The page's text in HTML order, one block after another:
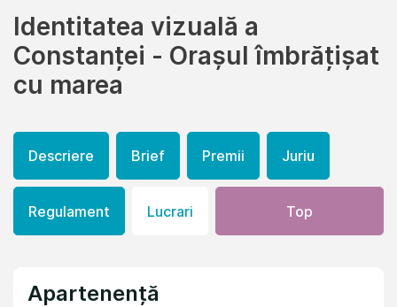
Identitatea vizuală a
Constanței - Orașul îmbrățișat
cu marea
Descriere Brief Premii Juriu
Regulament Lucrari Top
Apartenență